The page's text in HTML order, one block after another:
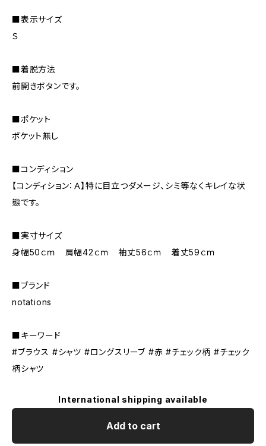
■表示サイズ
Ｓ
■着脱方法
前開きボタンです。
■ポケット
ポケット無し
■コンディション
【コンディション：Ａ】特に目立つダメージ、シミ等なくキレイな状
態です。
■実寸サイズ
身幅50ｃｍ 肩幅42ｃｍ 袖丈56ｃｍ 着丈59ｃｍ
■ブランド
notations
■キーワード
#ブラウス #シャツ #ロングスリーブ #赤 #チェック柄 #チェック
柄シャツ
International shipping available
Add to cart